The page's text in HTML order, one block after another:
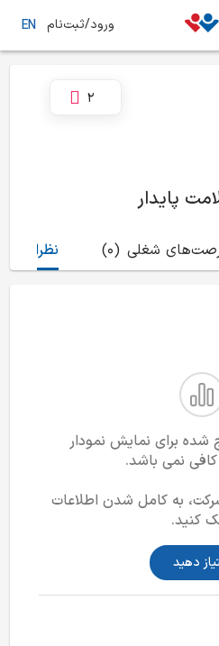
ورود/ثبت‌نام EN
پایدار
2
(0) شغلی نظرات
شده برای نمایش نمودار
نمی باشد.
به کامل شدن اطلاعات
کنید.
دهید